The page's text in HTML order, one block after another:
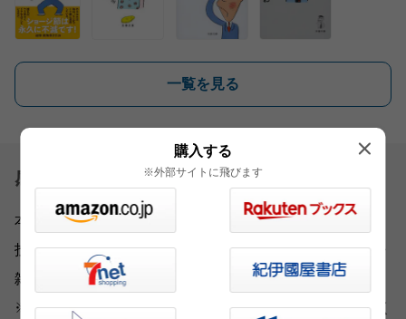
一覧を見る
感想を送る
本書をお読みになったご意見・ご感想をお寄せください。
投稿されたお客様の声は、弊社ウェブサイト、また新聞・
雑誌広告などに掲載させていただく場合がございます。
※いただいた内容へのご返信は致しかねますのでご了承く
購入する
※外部サイトに飛びます